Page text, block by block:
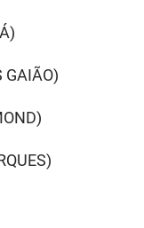
GAIÃO)